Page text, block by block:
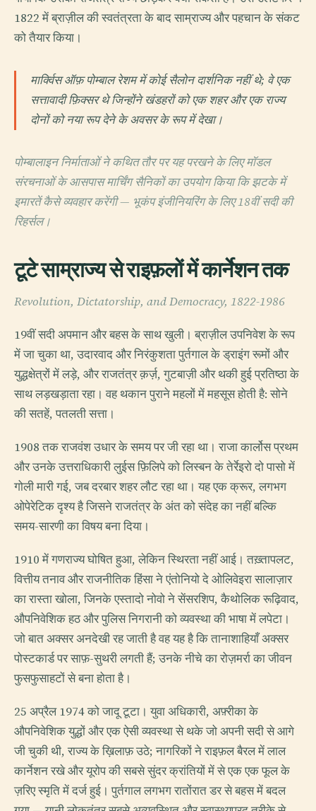
1822 में ब्राज़ील की स्वतंत्रता के बाद साम्राज्य और पहचान के संकट
को तैयार किया।
मार्क्विस ऑफ़ पोम्बाल रेशम में कोई सैलोन दार्शनिक नहीं थे; वे एक
सत्तावादी फ़िक्सर थे जिन्होंने खंडहरों को एक शहर और एक राज्य
दोनों को नया रूप देने के अवसर के रूप में देखा।
पोम्बालाइन निर्माताओं ने कथित तौर पर यह परखने के लिए मॉडल
संरचनाओं के आसपास मार्चिंग सैनिकों का उपयोग किया कि झटके में
इमारतें कैसे व्यवहार करेंगी — भूकंप इंजीनियरिंग के लिए 18वीं सदी की
रिहर्सल।
टूटे साम्राज्य से राइफ़लों में कार्नेशन तक
Revolution, Dictatorship, and Democracy, 1822-1986
19वीं सदी अपमान और बहस के साथ खुली। ब्राज़ील उपनिवेश के रूप
में जा चुका था, उदारवाद और निरंकुशता पुर्तगाल के ड्राइंग रूमों और
युद्धक्षेत्रों में लड़े, और राजतंत्र क़र्ज़, गुटबाज़ी और थकी हुई प्रतिष्ठा के
साथ लड़खड़ाता रहा। वह थकान पुराने महलों में महसूस होती है: सोने
की सतहें, पतलती सत्ता।
1908 तक राजवंश उधार के समय पर जी रहा था। राजा कार्लोस प्रथम
और उनके उत्तराधिकारी लुईस फ़िलिपे को लिस्बन के तेर्रेइरो दो पासो में
गोली मारी गई, जब दरबार शहर लौट रहा था। यह एक क्रूर, लगभग
ओपेरेटिक दृश्य है जिसने राजतंत्र के अंत को संदेह का नहीं बल्कि
समय-सारणी का विषय बना दिया।
1910 में गणराज्य घोषित हुआ, लेकिन स्थिरता नहीं आई। तख़्तापलट,
वित्तीय तनाव और राजनीतिक हिंसा ने एंतोनियो दे ओलिवेइरा सालाज़ार
का रास्ता खोला, जिनके एस्तादो नोवो ने सेंसरशिप, कैथोलिक रूढ़िवाद,
औपनिवेशिक हठ और पुलिस निगरानी को व्यवस्था की भाषा में लपेटा।
जो बात अक्सर अनदेखी रह जाती है वह यह है कि तानाशाहियाँ अक्सर
पोस्टकार्ड पर साफ़-सुथरी लगती हैं; उनके नीचे का रोज़मर्रा का जीवन
फुसफुसाहटों से बना होता है।
25 अप्रैल 1974 को जादू टूटा। युवा अधिकारी, अफ़्रीका के
औपनिवेशिक युद्धों और एक ऐसी व्यवस्था से थके जो अपनी सदी से आगे
जी चुकी थी, राज्य के ख़िलाफ़ उठे; नागरिकों ने राइफ़ल बैरल में लाल
कार्नेशन रखे और यूरोप की सबसे सुंदर क्रांतियों में से एक एक फूल के
ज़रिए स्मृति में दर्ज हुई। पुर्तगाल लगभग रातोंरात डर से बहस में बदल